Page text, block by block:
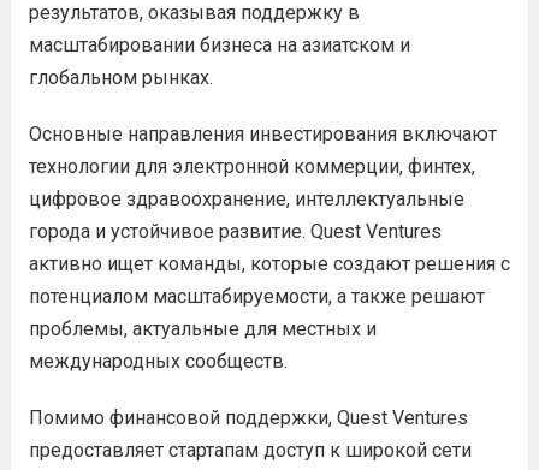
результатов, оказывая поддержку в
масштабировании бизнеса на азиатском и
глобальном рынках.
Основные направления инвестирования включают
технологии для электронной коммерции, финтех,
цифровое здравоохранение, интеллектуальные
города и устойчивое развитие. Quest Ventures
активно ищет команды, которые создают решения с
потенциалом масштабируемости, а также решают
проблемы, актуальные для местных и
международных сообществ.
Помимо финансовой поддержки, Quest Ventures
предоставляет стартапам доступ к широкой сети